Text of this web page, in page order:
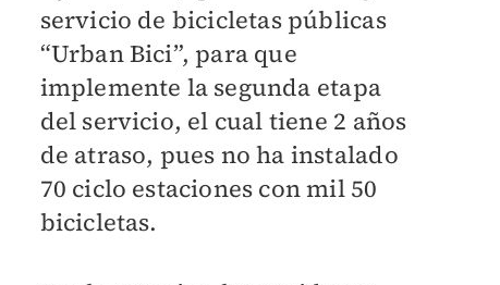
servicio de bicicletas públicas
“Urban Bici”, para que
implemente la segunda etapa
del servicio, el cual tiene 2 años
de atraso, pues no ha instalado
70 ciclo estaciones con mil 50
bicicletas.